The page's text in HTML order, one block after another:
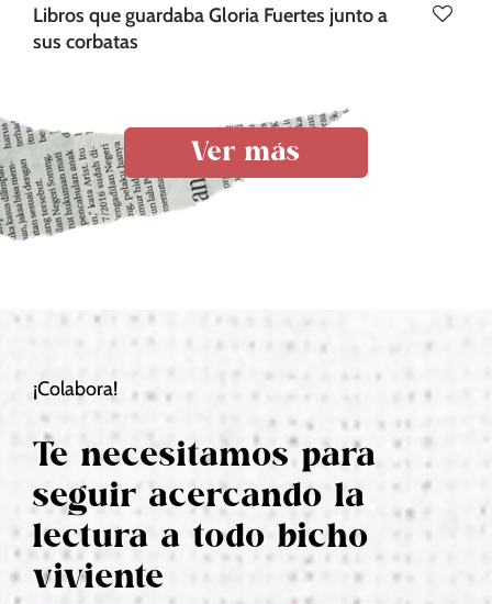
Libros que guardaba Gloria Fuertes junto a
sus corbatas
Ver más
¡Colabora!
Te necesitamos para
seguir acercando la
lectura a todo bicho
viviente